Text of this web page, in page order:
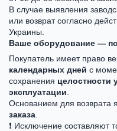
В случае выявления
или возврат согласно
Украины.
Ваше оборудование —
Покупатель имеет право
календарных дней с
сохранения целостности
эксплуатации
Основанием для возврата
заказа
❗ Исключение составляют